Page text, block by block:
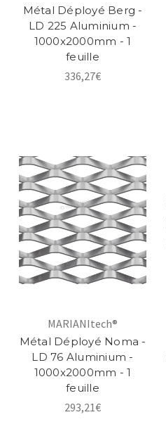
Métal Déployé Berg -
LD 225 Aluminium -
1000x2000mm - 1
feuille
336,27€
MARIANItech®
Métal Déployé Noma -
LD 76 Aluminium -
1000x2000mm - 1
feuille
293,21€